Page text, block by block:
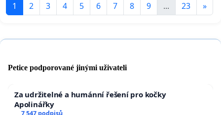
1 2 3 4 5 6 7 8 9 ... 23 »
Petice podporované jinými uživateli
Za udržitelné a humánní řešení pro kočky
Apolinářky
7 547 podpisů